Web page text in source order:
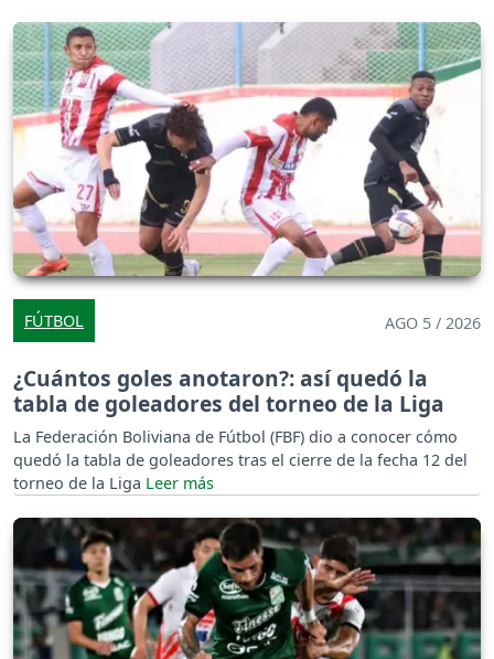
FÚTBOL AGO 5 / 2026
¿Cuántos goles anotaron?: así quedó la
tabla de goleadores del torneo de la Liga
La Federación Boliviana de Fútbol (FBF) dio a conocer cómo
quedó la tabla de goleadores tras el cierre de la fecha 12 del
torneo de la Liga